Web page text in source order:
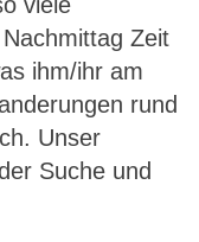
Zeit
ihm/ihr am
rund
Unser
Suche und